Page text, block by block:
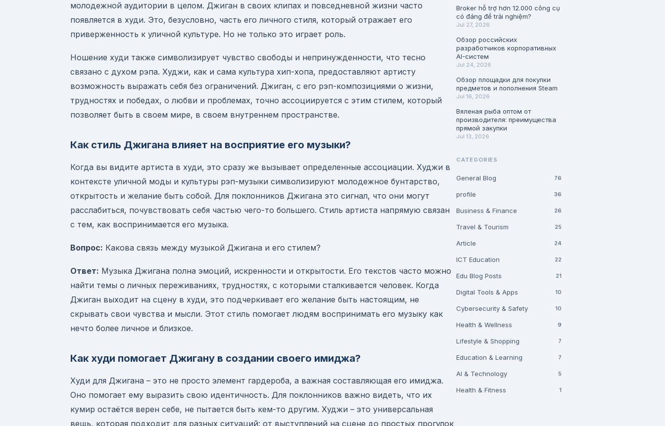
молодежной аудитории в целом. Джиган в своих клипах и повседневной жизни часто
появляется в худи. Это, безусловно, часть его личного стиля, который отражает его
приверженность к уличной культуре. Но не только это играет роль.
Ношение худи также символизирует чувство свободы и непринужденности, что тесно
связано с духом рэпа. Худжи, как и сама культура хип-хопа, предоставляют артисту
возможность выражать себя без ограничений. Джиган, с его рэп-композициями о жизни,
трудностях и победах, о любви и проблемах, точно ассоциируется с этим стилем, который
позволяет быть в своем мире, в своем внутреннем пространстве.
Как стиль Джигана влияет на восприятие его музыки?
Когда вы видите артиста в худи, это сразу же вызывает определенные ассоциации. Худжи в
контексте уличной моды и культуры рэп-музыки символизируют молодежное бунтарство,
открытость и желание быть собой. Для поклонников Джигана это сигнал, что они могут
расслабиться, почувствовать себя частью чего-то большего. Стиль артиста напрямую связан
с тем, как воспринимается его музыка.
Вопрос: Какова связь между музыкой Джигана и его стилем?
Ответ: Музыка Джигана полна эмоций, искренности и открытости. Его текстов часто можно
найти темы о личных переживаниях, трудностях, с которыми сталкивается человек. Когда
Джиган выходит на сцену в худи, это подчеркивает его желание быть настоящим, не
скрывать свои чувства и мысли. Этот стиль помогает людям воспринимать его музыку как
нечто более личное и близкое.
Как худи помогает Джигану в создании своего имиджа?
Худи для Джигана – это не просто элемент гардероба, а важная составляющая его имиджа.
Оно помогает ему выразить свою идентичность. Для поклонников важно видеть, что их
кумир остаётся верен себе, не пытается быть кем-то другим. Худжи – это универсальная
вещь, которая подходит для разных ситуаций: от выступлений на сцене до простых прогулок
Broker hỗ trợ hơn 12.000 công cụ
có đáng để trải nghiệm?
Jul 27, 2026
Обзор российских
разработчиков корпоративных
AI-систем
Jul 24, 2026
Обзор площадки для покупки
предметов и пополнения Steam
Jul 16, 2026
Вяленая рыба оптом от
производителя: преимущества
прямой закупки
Jul 13, 2026
CATEGORIES
General Blog 76
profile 36
Business & Finance 26
Travel & Tourism 25
Article 24
ICT Education 22
Edu Blog Posts 21
Digital Tools & Apps 10
Cybersecurity & Safety 10
Health & Wellness 9
Lifestyle & Shopping 7
Education & Learning 7
AI & Technology 5
Health & Fitness 1